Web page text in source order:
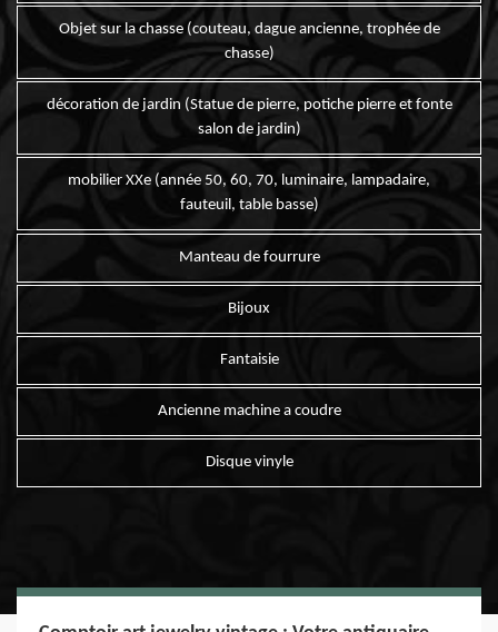
Objet sur la chasse (couteau, dague ancienne, trophée de
chasse)
décoration de jardin (Statue de pierre, potiche pierre et fonte
salon de jardin)
mobilier XXe (année 50, 60, 70, luminaire, lampadaire,
fauteuil, table basse)
Manteau de fourrure
Bijoux
Fantaisie
Ancienne machine a coudre
Disque vinyle